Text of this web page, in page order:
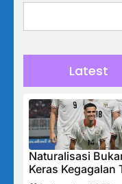
Latest
Naturalisasi
Keras Kegagalan